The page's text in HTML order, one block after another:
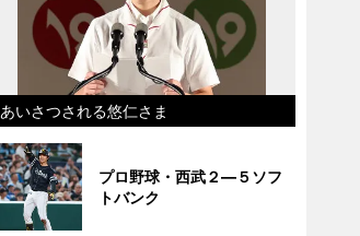
あいさつされる悠仁さま
プロ野球・西武２―５ソフ
トバンク